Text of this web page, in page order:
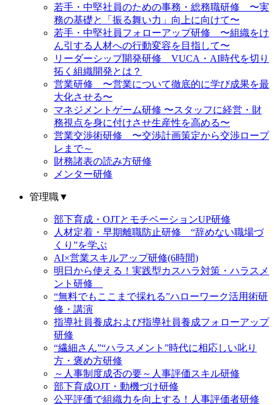
若手・中堅社員のための事務・総務職研修 〜実
務の基礎と「振る舞い力」向上に向けて〜
若手・中堅社員フォローアップ研修 〜組織をけ
ん引する人材への行動変容を目指して〜
リーダーシップ開発研修 VUCA・AI時代を切り
拓く組織開発とは？
営業研修 〜営業について徹底的に学び成果を最
大化させる〜
マネジメントゲーム研修 〜スタッフに経営・財
務視点を身に付けさせ生産性を高める〜
営業交渉術研修 〜交渉計画策定から交渉ロープ
レまで～
財務諸表の読み方研修
メンター研修
管理職▼
部下育成・OJTとモチベーションUP研修
人材定着・早期離職防止研修 “辞めない職場づ
くり”を学ぶ
AI×営業スキルアップ研修(6時間)
明日から使える！実践型カスハラ対策・ハラスメ
ント研修
“無料でもここまで採れる”ハローワーク活用術研
修・講演
指導社員養成および指導社員養成フォローアップ
研修
“繊細さん”“ハラスメント”時代に相応しい叱り
方・褒め方研修
～人事制度成否の要～人事評価スキル研修
部下育成OJT・動機づけ研修
公平評価で組織力を向上する！人事評価者研修